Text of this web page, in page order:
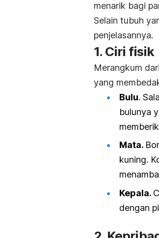
menarik bagi
Selain tubuh
penjelasannya.
1. Ciri fisik
Merangkum dari
yang
Bulu.
bulunya
Mata.
kuning.
Kepala.
dengan